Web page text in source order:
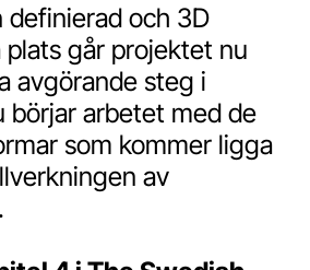
definierad och 3D
går projektet nu
avgörande steg i
börjar arbetet med de
som kommer ligga
av